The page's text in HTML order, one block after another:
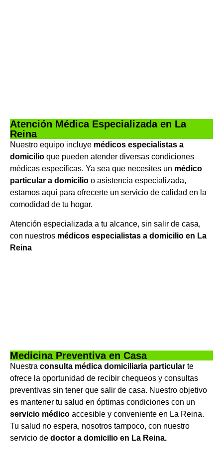
Atención Médica Especializada en La
Reina
Nuestro equipo incluye médicos especialistas a
domicilio que pueden atender diversas condiciones
médicas específicas. Ya sea que necesites un médico
particular a domicilio o asistencia especializada,
estamos aquí para ofrecerte un servicio de calidad en la
comodidad de tu hogar.
Atención especializada a tu alcance, sin salir de casa,
con nuestros médicos especialistas a domicilio en La
Reina
Medicina Preventiva en Casa
Nuestra consulta médica domiciliaria particular te
ofrece la oportunidad de recibir chequeos y consultas
preventivas sin tener que salir de casa. Nuestro objetivo
es mantener tu salud en óptimas condiciones con un
servicio médico accesible y conveniente en La Reina.
Tu salud no espera, nosotros tampoco, con nuestro
servicio de doctor a domicilio en La Reina.